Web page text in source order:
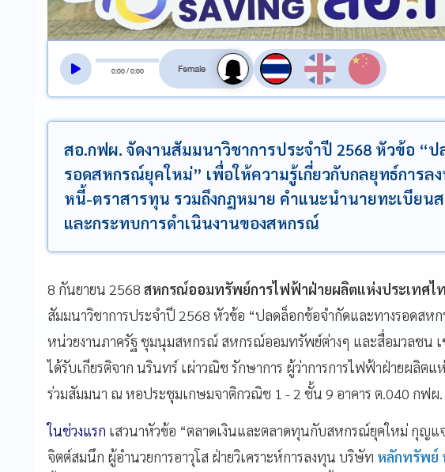
0:00/0:00
สลับเสียงอ่าน
สอ.กฟผ. จัดงานสัมมนาวิชาการประจำปี 2568 หัวข้อ “
รอดสหกรณ์ยุคใหม่” เพื่อให้ความรู้เกี่ยวกับกลยุทธ์การล
หนี้-ตราสารทุน รวมถึงกฎหมาย คำแนะนำนายทะเบียน
และกระทบการดำเนินงานของสหกรณ์
8 กันยายน 2568 สหกรณ์ออมทรัพย์การไฟฟ้าฝ่ายผลิตแห่งประเทศไ
สัมมนาวิชาการประจำปี 2568 หัวข้อ “ปลดล็อกข้อจำกัดและทางรอดสห
หน่วยงานภาครัฐ ชุมนุมสหกรณ์ สหกรณ์ออมทรัพย์ต่างๆ และสื่อมวลชน เ
ได้รับเกียรติจาก นรินทร์ เผ่าวณิช รักษาการ ผู้ว่าการการไฟฟ้าฝ่ายผลิต
ร่วมสัมมนา ณ หอประชุมเกษมจาติกวณิช 1 - 2 ชั้น 9 อาคาร ต.040 กฟผ.
ในช่วงแรก เสวนาหัวข้อ “ตลาดเงินและตลาดทุนกับสหกรณ์ยุคใหม่ กุญแ
จิตต์สมนึก ผู้อำนวยการอาวุโส ฝ่ายวิเคราะห์การลงทุน บริษัท หลักทรัพย์